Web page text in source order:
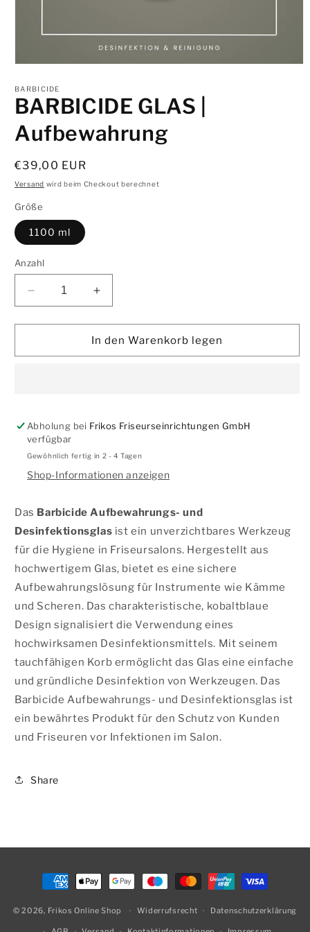
in
Modal
öffnen
BARBICIDE
BARBICIDE GLAS |
Aufbewahrung
Normaler
Preis
€39,00 EUR
Versand wird beim Checkout berechnet
Größe
1100 ml
Anzahl
Verringere
die
Menge
BARBICIDE
Erhöhe
die
Menge
für
BARBICIDE
In den Warenkorb legen
Abholung bei Frikos Friseurseinrichtungen GmbH
verfügbar
Gewöhnlich fertig in 2 - 4 Tagen
Shop-Informationen anzeigen
Das Barbicide Aufbewahrungs- und
Desinfektionsglas ist ein unverzichtbares Werkzeug
für die Hygiene in Friseursalons. Hergestellt aus
hochwertigem Glas, bietet es eine sichere
Aufbewahrungslösung für Instrumente wie Kämme
und Scheren. Das charakteristische, kobaltblaue
Design signalisiert die Verwendung eines
hochwirksamen Desinfektionsmittels. Mit seinem
tauchfähigen Korb ermöglicht das Glas eine einfache
und gründliche Desinfektion von Werkzeugen. Das
Barbicide Aufbewahrungs- und Desinfektionsglas ist
ein bewährtes Produkt für den Schutz von Kunden
und Friseuren vor Infektionen im Salon.
Share
Zahlungsmethoden
© 2026, Frikos Online Shop Widerrufsrecht Datenschutzerklärung